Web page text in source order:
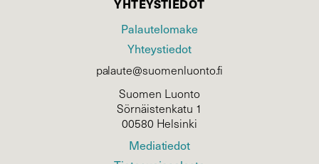
YHTEYSTIEDOT
Palautelomake
Yhteystiedot
palaute@suomenluonto.fi
Suomen Luonto
Sörnäistenkatu 1
00580 Helsinki
Mediatiedot